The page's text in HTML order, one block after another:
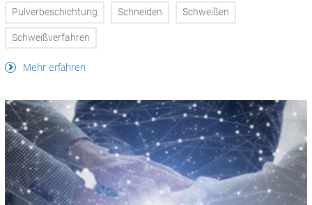
Pulverbeschichtung Schneiden Schweißen
Schweißverfahren
Mehr erfahren